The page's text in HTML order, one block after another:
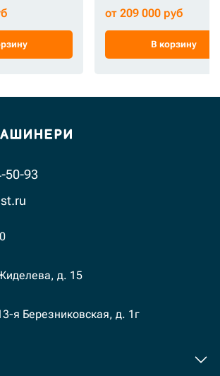
от 209 000 руб
В корзину
50-93
д. 15
я Березниковская, д. 1г